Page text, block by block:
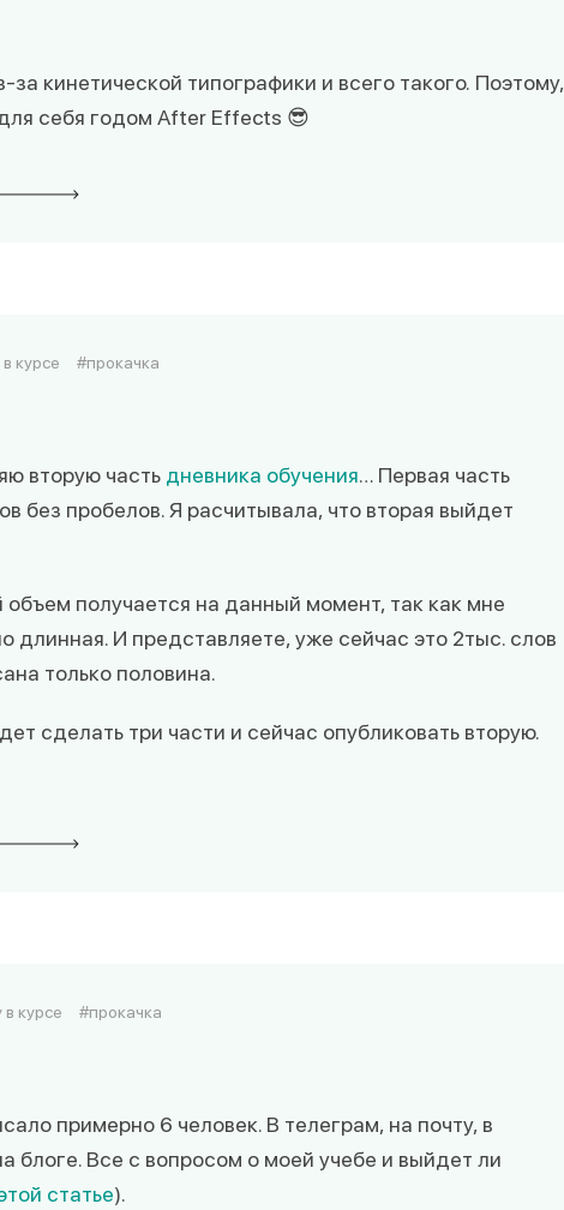
кинетической типографики и всего такого. Поэтому,
себя годом After Effects 😎
курсе прокачка
вторую часть дневника обучения… Первая часть
без пробелов. Я расчитывала, что вторая выйдет
получается на данный момент, так как мне
длинная. И представляете, уже сейчас это 2тыс. слов
только половина.
сделать три части и сейчас опубликовать вторую.
курсе прокачка
примерно 6 человек. В телеграм, на почту, в
блоге. Все с вопросом о моей учебе и выйдет ли
статье).